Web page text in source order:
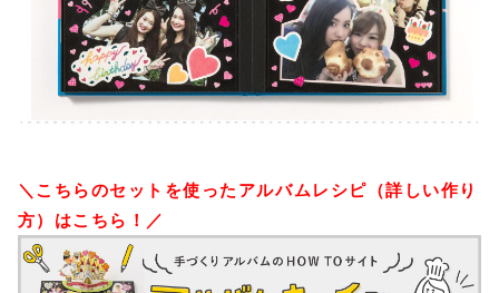
＼こちらのセットを使ったアルバムレシピ（詳しい作り
方）はこちら！／